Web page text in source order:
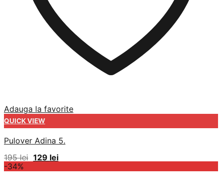
Adauga la favorite
QUICK VIEW
Pulover Adina 5.
195lei Prețul
inițial
a
129 leiPrețul
curent
este:
-34%